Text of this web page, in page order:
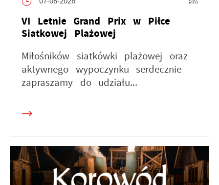
VI Letnie Grand Prix w Piłce
Siatkowej Plażowej
Miłośników siatkówki plażowej oraz
aktywnego wypoczynku serdecznie
zapraszamy do udziału...